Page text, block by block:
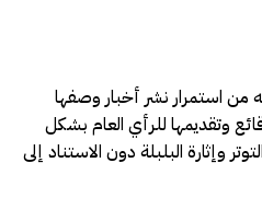
من استمرار نشر أخبار وصفها
وتقديمها للرأي العام بشكل
وإثارة البلبلة دون الاستناد إلى